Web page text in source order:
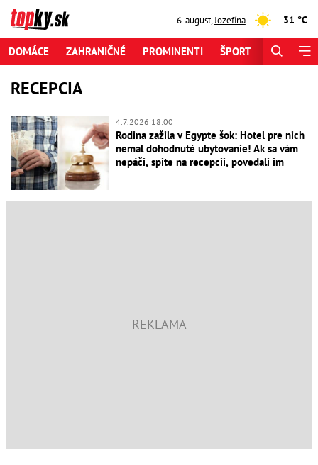
6. august,Jozefína 31 °C
DOMÁCE ZAHRANIČNÉ PROMINENTI ŠPORT
RECEPCIA
4.7.2026 18:00
Rodina zažila v Egypte šok: Hotel pre nich
nemal dohodnuté ubytovanie! Ak sa vám
nepáči, spite na recepcii, povedali im